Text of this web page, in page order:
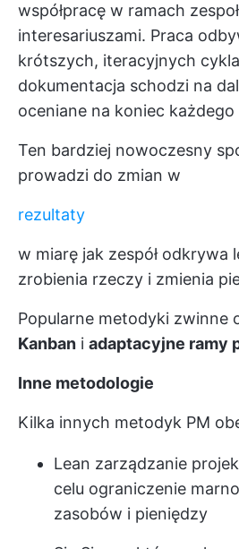
współpracę w ramach
interesariuszami. Praca
krótszych, iteracyjnych
dokumentacja schodzi na
oceniane na koniec każdego
Ten bardziej nowoczesny
prowadzi do zmian w
rezultaty
w miarę jak zespół odkrywa
zrobienia rzeczy i zmienia
Popularne metodyki zwinne
Kanban i adaptacyjne ramy
Inne metodologie
Kilka innych metodyk PM
Lean zarządzanie
celu ograniczenie
zasobów i pieniędzy